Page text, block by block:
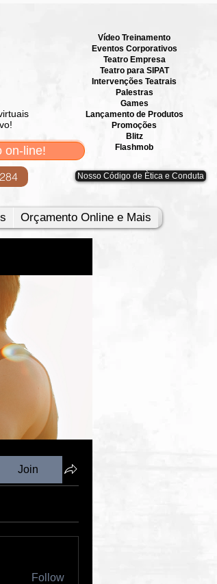
on-line!
Vídeo Treinamento
Eventos Corporativos
​Teatro Empresa
Teatro para SIPAT
Intervenções Teatrais
Palestras
Games
Lançamento de Produtos
Promoções
Blitz
Flashmob
Nosso Código de Ètica e Conduta
Orçamento Online e Mais
Join
Follow